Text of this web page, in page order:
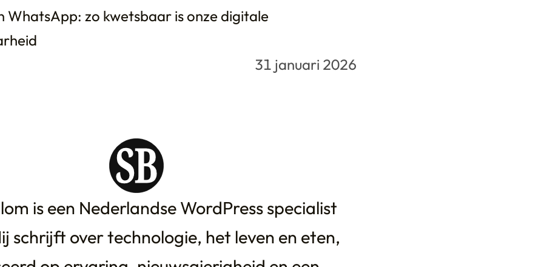
WhatsApp: zo kwetsbaar is onze digitale
31 januari 2026
is een Nederlandse WordPress specialist
schrijft over technologie, het leven en eten,